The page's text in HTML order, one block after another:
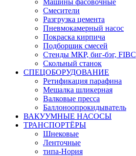
Машины фасовочные
Смесители
Разгрузка цемента
Пневмокамерный насос
Покраска кирпича
Подборщик смесей
Стенды МКР, биг-бэг, FIBC
Скольный станок
СПЕЦОБОРУДОВАНИЕ
Ретификация парафина
Мешалка шликерная
Валковые пресса
Баллоноопрокидыватель
ВАКУУМНЫЕ НАСОСЫ
ТРАНСПОРТЁРЫ
Шнековые
Ленточные
типа-Нория